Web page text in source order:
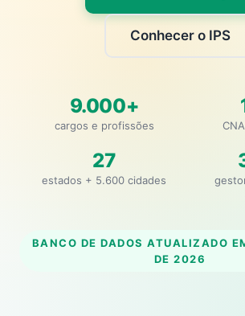
Conhecer o IPS
9.000+
cargos e profissões
27
estados + 5.600 cidades
BANCO DE DADOS ATUALIZADO
DE 2026